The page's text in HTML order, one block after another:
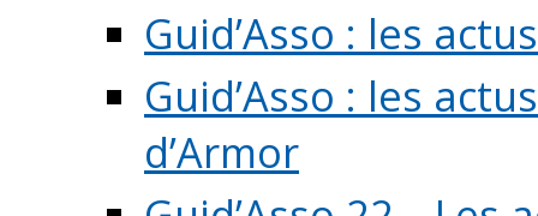
Guid’Asso : les
Guid’Asso : les
d’Armor